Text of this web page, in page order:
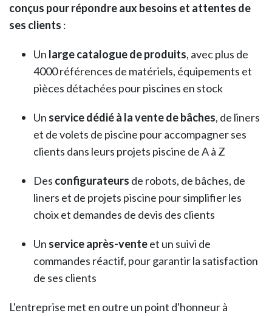
conçus pour répondre aux besoins et attentes de
ses clients :
Un large catalogue de produits, avec plus de
4000 références de matériels, équipements et
pièces détachées pour piscines en stock
Un service dédié à la vente de bâches, de liners
et de volets de piscine pour accompagner ses
clients dans leurs projets piscine de A à Z
Des configurateurs de robots, de bâches, de
liners et de projets piscine pour simplifier les
choix et demandes de devis des clients
Un service après-venteet un suivi de
commandes réactif, pour garantir la satisfaction
de ses clients
L'entreprise met en outre un point d'honneur à